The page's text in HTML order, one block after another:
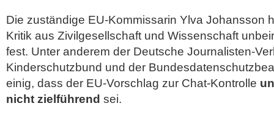
Die zuständige EU-Kommissarin Ylva Johansson
Kritik aus Zivilgesellschaft und Wissenschaft
fest. Unter anderem der Deutsche Journalisten-
Kinderschutzbund und der
einig, dass der EU-Vorschlag zur Chat-Kontrolle
nicht zielführend sei.